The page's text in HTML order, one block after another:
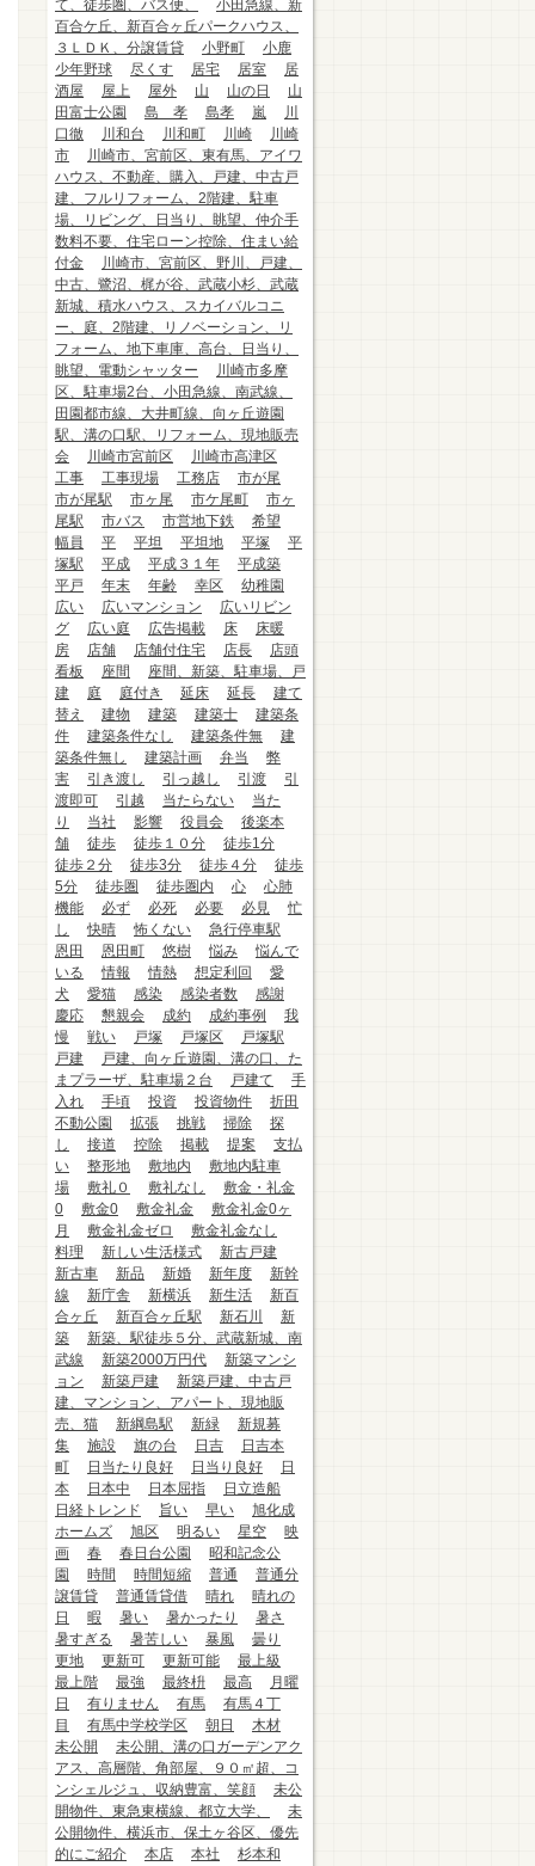
て、徒歩圏、バス便、
小田急線、新
百合ケ丘、新百合ヶ丘パークハウス、
３ＬＤＫ、分譲賃貸
小野町
小鹿
少年野球
尽くす 居宅 居室
居
酒屋
屋上 屋外 山 山の日
山
田富士公園
島 孝 島孝 嵐
川
口徹
川和台 川和町 川崎
川崎
市
川崎市、宮前区、東有馬、アイワ
ハウス、不動産、購入、戸建、中古戸
建、フルリフォーム、2階建、駐車
場、リビング、日当り、眺望、仲介手
数料不要、住宅ローン控除、住まい給
付金
川崎市、宮前区、野川、戸建、
中古、鷺沼、梶が谷、武蔵小杉、武蔵
新城、積水ハウス、スカイバルコニ
ー、庭、2階建、リノベーション、リ
フォーム、地下車庫、高台、日当り、
眺望、電動シャッター
川崎市多摩
区、駐車場2台、小田急線、南武線、
田園都市線、大井町線、向ヶ丘遊園
駅、溝の口駅、リフォーム、現地販売
会
川崎市宮前区
川崎市高津区
工事
工事現場 工務店
市が尾
市が尾駅
市ヶ尾 市ケ尾町
市ヶ
尾駅
市バス 市営地下鉄
希望
幅員
平 平坦 平坦地 平塚
平
塚駅
平成 平成３１年
平成築
平戸
年末 年齢 幸区
幼稚園
広い
広いマンション
広いリビン
グ
広い庭 広告掲載 床
床暖
房
店舗 店舗付住宅 店長
店頭
看板
座間
座間、新築、駐車場、戸
建
庭 庭付き 延床 延長
建て
替え
建物 建築 建築士
建築条
件
建築条件なし 建築条件無
建
築条件無し
建築計画 弁当
弊
害
引き渡し 引っ越し 引渡
引
渡即可
引越 当たらない
当た
り
当社 影響 役員会
後楽本
舗
徒歩 徒歩１０分
徒歩1分
徒歩２分
徒歩3分 徒歩４分
徒歩
5分
徒歩圏 徒歩圏内 心
心肺
機能
必ず 必死 必要 必見
忙
し
快晴 怖くない
急行停車駅
恩田
恩田町 悠樹 悩み
悩んで
いる
情報 情熱 想定利回
愛
犬
愛猫 感染 感染者数
感謝
慶応
懇親会 成約 成約事例
我
慢
戦い 戸塚 戸塚区
戸塚駅
戸建
戸建、向ヶ丘遊園、溝の口、た
まプラーザ、駐車場２台
戸建て
手
入れ
手頃 投資 投資物件
折田
不動公園
拡張 挑戦 掃除
探
し
接道 控除 掲載 提案
支払
い
整形地 敷地内
敷地内駐車
場
敷礼０ 敷礼なし
敷金・礼金
0
敷金0 敷金礼金
敷金礼金0ヶ
月
敷金礼金ゼロ
敷金礼金なし
料理
新しい生活様式
新古戸建
新古車
新品 新婚 新年度
新幹
線
新庁舎 新横浜 新生活
新百
合ヶ丘
新百合ヶ丘駅 新石川
新
築
新築、駅徒歩５分、武蔵新城、南
武線
新築2000万円代
新築マンシ
ョン
新築戸建
新築戸建、中古戸
建、マンション、アパート、現地販
売、猫
新綱島駅 新緑
新規募
集
施設 旗の台 日吉
日吉本
町
日当たり良好 日当り良好
日
本
日本中 日本屈指
日立造船
日経トレンド
旨い 早い
旭化成
ホームズ
旭区 明るい 星空
映
画
春 春日台公園
昭和記念公
園
時間 時間短縮 普通
普通分
譲賃貸
普通賃貸借 晴れ
晴れの
日
暇 暑い 暑かったり
暑さ
暑すぎる
暑苦しい 暴風
曇り
更地
更新可 更新可能
最上級
最上階
最強 最終枡 最高
月曜
日
有りません 有馬
有馬４丁
目
有馬中学校学区 朝日
木材
未公開
未公開、溝の口ガーデンアク
アス、高層階、角部屋、９０㎡超、コ
ンシェルジュ、収納豊富、笑顔
未公
開物件、東急東横線、都立大学、
未
公開物件、横浜市、保土ヶ谷区、優先
的にご紹介
本店 本社
杉本和